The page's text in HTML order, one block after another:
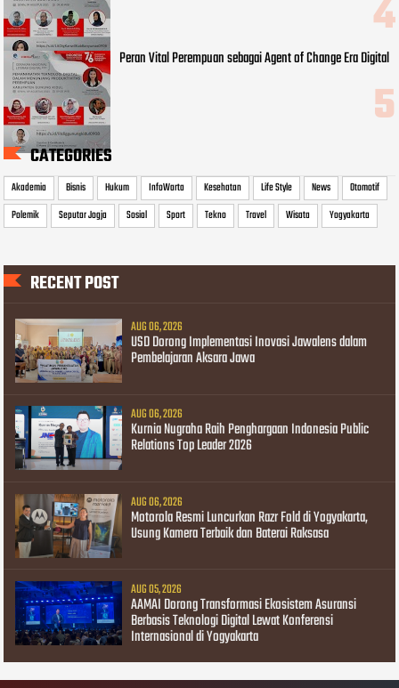
Peran Vital Perempuan sebagai Agent of Change Era Digital
CATEGORIES
Akademia Bisnis Hukum InfoWarta Kesehatan Life Style News
Otomotif
Polemik
Seputar Jogja Sosial Sport Tekno Travel Wisata Yogyakarta
RECENT POST
AUG 06, 2026
USD Dorong Implementasi Inovasi Jawalens dalam
Pembelajaran Aksara Jawa
AUG 06, 2026
Kurnia Nugraha Raih Penghargaan Indonesia Public
Relations Top Leader 2026
AUG 06, 2026
Motorola Resmi Luncurkan Razr Fold di Yogyakarta,
Usung Kamera Terbaik dan Baterai Raksasa
AUG 05, 2026
AAMAI Dorong Transformasi Ekosistem Asuransi
Berbasis Teknologi Digital Lewat Konferensi
Internasional di Yogyakarta